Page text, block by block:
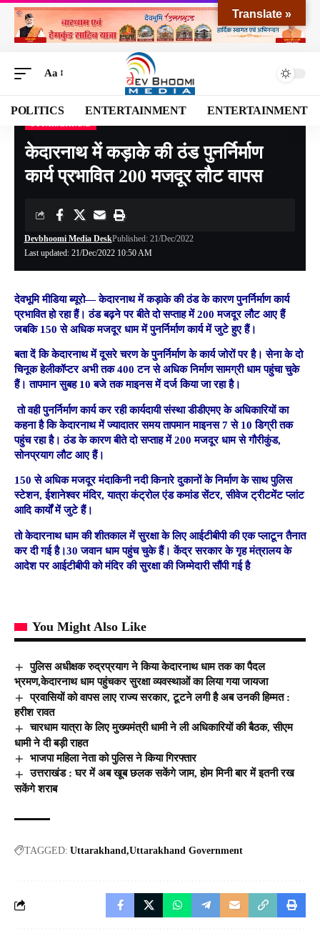
Aa
POLITICS ENTERTAINMENT ENTERTAINMENT
Devbhoomi Media>Blog>NATIONAL>UTTARAKHAND>केदारनाथ में कड़ाके की ठंड पुनर्निर्माण कार्य प्रभावित 200 मजदूर लौट वापस
केदारनाथ में कड़ाके की ठंड पुनर्निर्माण
कार्य प्रभावित 200 मजदूर लौट वापस
Last updated: 21/Dec/2022 10:50 AM
Devbhoomi Media DeskPublished: 21/Dec/2022
देवभूमि मीडिया ब्यूरो—केदारनाथ में कड़ाके की ठंड के कारण पुनर्निर्माण कार्य
प्रभावित हो रहा हैं। ठंड बढ़ने पर बीते दो सप्ताह में 200 मजदूर लौट आए हैं
जबकि 150 से अधिक मजदूर धाम में पुनर्निर्माण कार्य में जुटे हुए हैं।
बता दें कि केदारनाथ में दूसरे चरण के पुनर्निर्माण के कार्य जोरों पर है। सेना के दो
चिनूक हेलीकॉप्टर अभी तक 400 टन से अधिक निर्माण सामग्री धाम पहुंचा चुके
हैं। तापमान सुबह 10 बजे तक माइनस में दर्ज किया जा रहा है।
तो वही पुनर्निर्माण कार्य कर रही कार्यदायी संस्था डीडीएमए के अधिकारियों का
कहना है कि केदारनाथ में ज्यादातर समय तापमान माइनस 7 से 10 डिग्री तक
पहुंच रहा है। ठंड के कारण बीते दो सप्ताह में 200 मजदूर धाम से गौरीकुंड,
सोनप्रयाग लौट आए हैं।
150 से अधिक मजदूर मंदाकिनी नदी किनारे दुकानों के निर्माण के साथ पुलिस
स्टेशन, ईशानेश्वर मंदिर, यात्रा कंट्रोल एंड कमांड सेंटर, सीवेज ट्रीटमेंट प्लांट
आदि कार्यों में जुटे हैं।
तो केदारनाथ धाम की शीतकाल में सुरक्षा के लिए आईटीबीपी की एक प्लाटून तैनात
कर दी गई है।30 जवान धाम पहुंच चुके हैं। केंद्र सरकार के गृह मंत्रालय के
आदेश पर आईटीबीपी को मंदिर की सुरक्षा की जिम्मेदारी सौंपी गई है
You Might Also Like
पुलिस अधीक्षक रुद्रप्रयाग ने किया केदारनाथ धाम तक का पैदल
भ्रमण,केदारनाथ धाम पहुंचकर सुरक्षा व्यवस्थाओं का लिया गया जायजा
प्रवासियों को वापस लाए राज्य सरकार, टूटने लगी है अब उनकी हिम्मत :
हरीश रावत
चारधाम यात्रा के लिए मुख्‍यमंत्री धामी ने ली अधिकारियों की बैठक, सीएम
धामी ने दी बड़ी राहत
भाजपा महिला नेता को पुलिस ने किया गिरफ्तार
उत्तराखंड : घर में अब खूब छलक सकेंगे जाम, होम मिनी बार में इतनी रख
सकेंगे शराब
TAGGED: Uttarakhand Uttarakhand Government
Translate »